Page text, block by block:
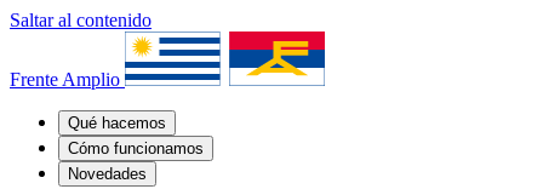
Saltar al contenido
Frente Amplio
Qué hacemos
Cómo funcionamos
Novedades